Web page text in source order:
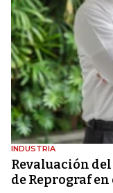
INDUSTRIA
Revaluación
de Reprograf